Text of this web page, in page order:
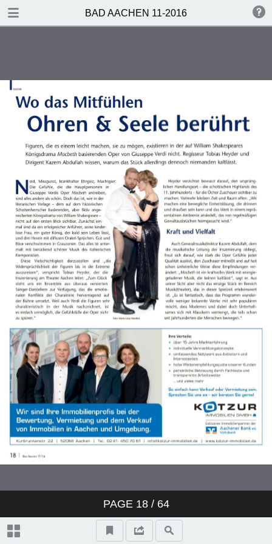
BAD AACHEN 11-2016
PAGE 18/ 64
TABLE OF CONTENTS
INHALT
Vorweihnachtszeit
Bistum Aachen
Fragebogen
Gehört – Notiert
Kultur-Spots
Film-Tipps
Spotlights
Aachen live
Karneval I
Karneval II
Tipps des Monats
Stadtgeflüster-Spezial
VORWEIHNACHTSZEIT